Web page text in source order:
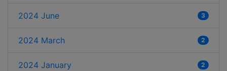
2024 June 3
2024 March 2
2024 January 2